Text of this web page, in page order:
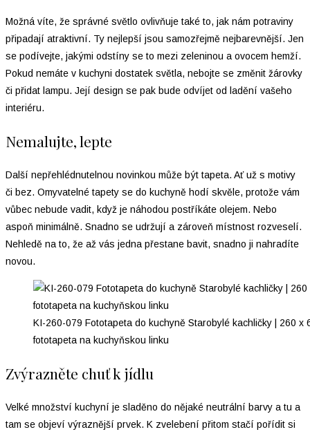
Možná víte, že správné světlo ovlivňuje také to, jak nám potraviny
připadají atraktivní. Ty nejlepší jsou samozřejmě nejbarevnější. Jen
se podívejte, jakými odstíny se to mezi zeleninou a ovocem hemží.
Pokud nemáte v kuchyni dostatek světla, nebojte se změnit žárovky
či přidat lampu. Její design se pak bude odvíjet od ladění vašeho
interiéru.
Nemalujte, lepte
Další nepřehlédnutelnou novinkou může být tapeta. Ať už s motivy
či bez. Omyvatelné tapety se do kuchyně hodí skvěle, protože vám
vůbec nebude vadit, když je náhodou postříkáte olejem. Nebo
aspoň minimálně. Snadno se udržují a zároveň místnost rozveselí.
Nehledě na to, že až vás jedna přestane bavit, snadno ji nahradíte
novou.
KI-260-079 Fototapeta do kuchyně Starobylé kachličky | 260
fototapeta na kuchyňskou linku
Zvýrazněte chuť k jídlu
Velké množství kuchyní je sladěno do nějaké neutrální barvy a tu a
tam se objeví výraznější prvek. K zvelebení přitom stačí pořídit si